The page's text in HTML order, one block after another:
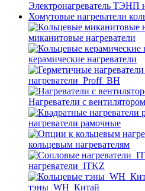
Электронагреватель ТЭНП
Хомутовые нагреватели
миканитовые нагреватели
керамические нагреватели
нагреватели_Proff_BH
Нагреватели с
нагреватели рамочные
кольцевым нагревателям
нагреватели_ITKZ
тэны_WH_Китай